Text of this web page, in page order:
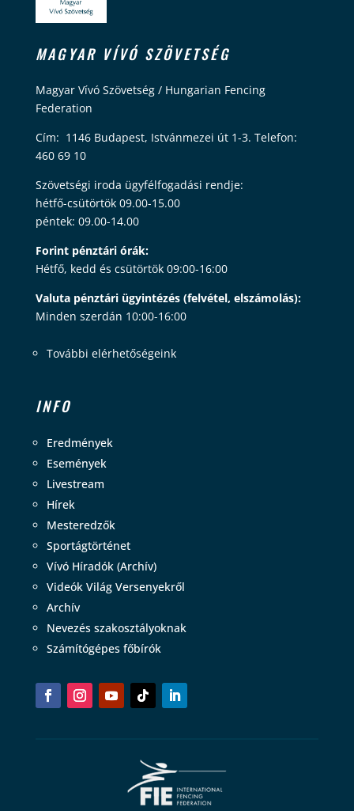
MAGYAR VÍVÓ SZÖVETSÉG
Magyar Vívó Szövetség / Hungarian Fencing
Federation
Cím: 1146 Budapest, Istvánmezei út 1-3. Telefon:
460 69 10
Szövetségi iroda ügyfélfogadási rendje:
hétfő-csütörtök 09.00-15.00
péntek: 09.00-14.00
Forint pénztári órák:
Hétfő, kedd és csütörtök 09:00-16:00
Valuta pénztári ügyintézés (felvétel, elszámolás):
Minden szerdán 10:00-16:00
További elérhetőségeink
INFO
Eredmények
Események
Livestream
Hírek
Mesteredzők
Sportágtörténet
Vívó Híradók (Archív)
Videók Világ Versenyekről
Archív
Nevezés szakosztályoknak
Számítógépes főbírók